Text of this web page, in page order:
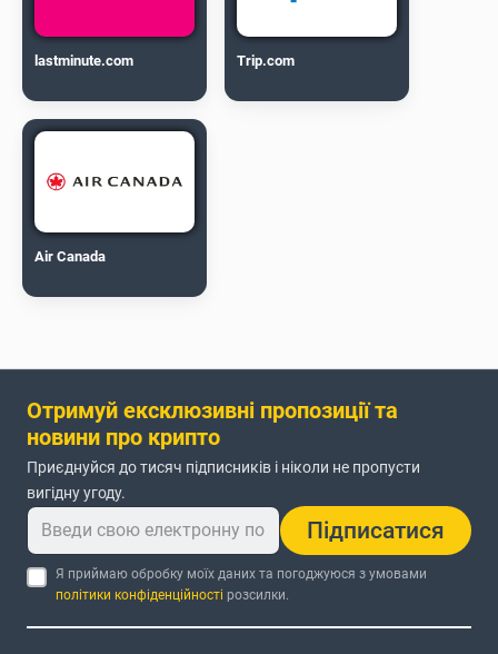
lastminute.com Trip.com
Air Canada
Отримуй ексклюзивні пропозиції та
новини про крипто
Приєднуйся до тисяч підписників і ніколи не пропусти
вигідну угоду.
Підписатися
Я приймаю обробку моїх даних та погоджуюся з умовами
політики конфіденційності розсилки.